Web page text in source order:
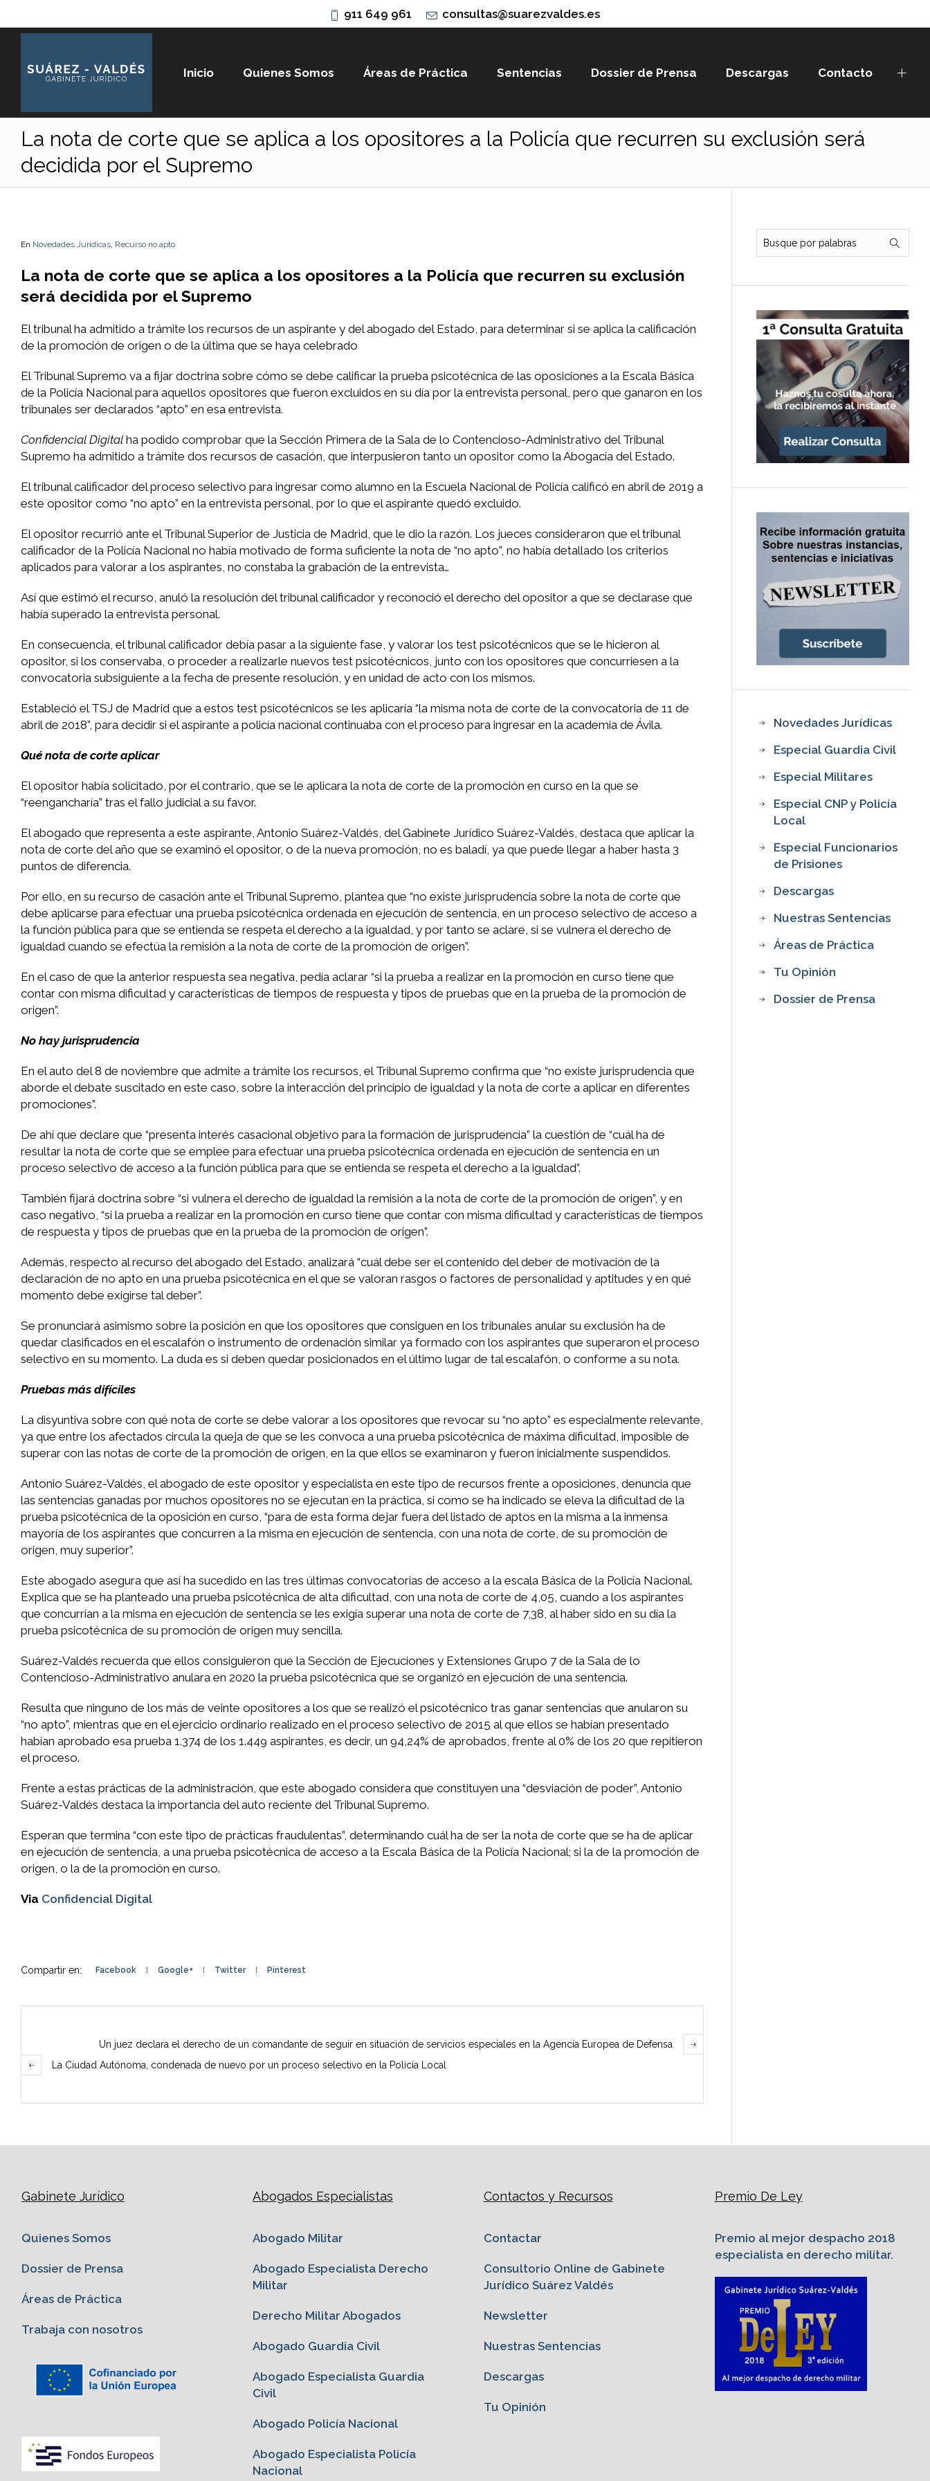
911 649 961 consultas@suarezvaldes.es
Inicio Quienes Somos Áreas de Práctica Sentencias Dossier de Prensa Descargas Contacto
La nota de corte que se aplica a los opositores a la Policía que recurren su exclusión será
decidida por el Supremo
En Novedades Jurídicas, Recurso no apto
La nota de corte que se aplica a los opositores a la Policía que recurren su exclusión
será decidida por el Supremo
El tribunal ha admitido a trámite los recursos de un aspirante y del abogado del Estado, para determinar si se aplica la calificación
de la promoción de origen o de la última que se haya celebrado
El Tribunal Supremo va a fijar doctrina sobre cómo se debe calificar la prueba psicotécnica de las oposiciones a la Escala Básica
de la Policía Nacional para aquellos opositores que fueron excluidos en su día por la entrevista personal, pero que ganaron en los
tribunales ser declarados “apto” en esa entrevista.
Confidencial Digital ha podido comprobar que la Sección Primera de la Sala de lo Contencioso-Administrativo del Tribunal
Supremo ha admitido a trámite dos recursos de casación, que interpusieron tanto un opositor como la Abogacía del Estado.
El tribunal calificador del proceso selectivo para ingresar como alumno en la Escuela Nacional de Policía calificó en abril de 2019 a
este opositor como “no apto” en la entrevista personal, por lo que el aspirante quedó excluido.
El opositor recurrió ante el Tribunal Superior de Justicia de Madrid, que le dio la razón. Los jueces consideraron que el tribunal
calificador de la Policía Nacional no había motivado de forma suficiente la nota de “no apto”, no había detallado los criterios
aplicados para valorar a los aspirantes, no constaba la grabación de la entrevista…
Así que estimó el recurso, anuló la resolución del tribunal calificador y reconoció el derecho del opositor a que se declarase que
había superado la entrevista personal.
En consecuencia, el tribunal calificador debía pasar a la siguiente fase, y valorar los test psicotécnicos que se le hicieron al
opositor, si los conservaba, o proceder a realizarle nuevos test psicotécnicos, junto con los opositores que concurriesen a la
convocatoria subsiguiente a la fecha de presente resolución, y en unidad de acto con los mismos.
Estableció el TSJ de Madrid que a estos test psicotécnicos se les aplicaría “la misma nota de corte de la convocatoria de 11 de
abril de 2018”, para decidir si el aspirante a policía nacional continuaba con el proceso para ingresar en la academia de Ávila.
Qué nota de corte aplicar
El opositor había solicitado, por el contrario, que se le aplicara la nota de corte de la promoción en curso en la que se
“reengancharía” tras el fallo judicial a su favor.
El abogado que representa a este aspirante, Antonio Suárez-Valdés, del Gabinete Jurídico Suárez-Valdés, destaca que aplicar la
nota de corte del año que se examinó el opositor, o de la nueva promoción, no es baladí, ya que puede llegar a haber hasta 3
puntos de diferencia.
Por ello, en su recurso de casación ante el Tribunal Supremo, plantea que “no existe jurisprudencia sobre la nota de corte que
debe aplicarse para efectuar una prueba psicotécnica ordenada en ejecución de sentencia, en un proceso selectivo de acceso a
la función pública para que se entienda se respeta el derecho a la igualdad, y por tanto se aclare, si se vulnera el derecho de
igualdad cuando se efectúa la remisión a la nota de corte de la promoción de origen”.
En el caso de que la anterior respuesta sea negativa, pedía aclarar “si la prueba a realizar en la promoción en curso tiene que
contar con misma dificultad y características de tiempos de respuesta y tipos de pruebas que en la prueba de la promoción de
origen”.
No hay jurisprudencia
En el auto del 8 de noviembre que admite a trámite los recursos, el Tribunal Supremo confirma que “no existe jurisprudencia que
aborde el debate suscitado en este caso, sobre la interacción del principio de igualdad y la nota de corte a aplicar en diferentes
promociones”.
De ahí que declare que “presenta interés casacional objetivo para la formación de jurisprudencia” la cuestión de “cuál ha de
resultar la nota de corte que se emplee para efectuar una prueba psicotécnica ordenada en ejecución de sentencia en un
proceso selectivo de acceso a la función pública para que se entienda se respeta el derecho a la igualdad”.
También fijará doctrina sobre “si vulnera el derecho de igualdad la remisión a la nota de corte de la promoción de origen”, y en
caso negativo, “si la prueba a realizar en la promoción en curso tiene que contar con misma dificultad y características de tiempos
de respuesta y tipos de pruebas que en la prueba de la promoción de origen”.
Además, respecto al recurso del abogado del Estado, analizará “cuál debe ser el contenido del deber de motivación de la
declaración de no apto en una prueba psicotécnica en el que se valoran rasgos o factores de personalidad y aptitudes y en qué
momento debe exigirse tal deber”.
Se pronunciará asimismo sobre la posición en que los opositores que consiguen en los tribunales anular su exclusión ha de
quedar clasificados en el escalafón o instrumento de ordenación similar ya formado con los aspirantes que superaron el proceso
selectivo en su momento. La duda es si deben quedar posicionados en el último lugar de tal escalafón, o conforme a su nota.
Pruebas más difíciles
La disyuntiva sobre con qué nota de corte se debe valorar a los opositores que revocar su “no apto” es especialmente relevante,
ya que entre los afectados circula la queja de que se les convoca a una prueba psicotécnica de máxima dificultad, imposible de
superar con las notas de corte de la promoción de origen, en la que ellos se examinaron y fueron inicialmente suspendidos.
Antonio Suárez-Valdés, el abogado de este opositor y especialista en este tipo de recursos frente a oposiciones, denuncia que
las sentencias ganadas por muchos opositores no se ejecutan en la práctica, si como se ha indicado se eleva la dificultad de la
prueba psicotécnica de la oposición en curso, “para de esta forma dejar fuera del listado de aptos en la misma a la inmensa
mayoría de los aspirantes que concurren a la misma en ejecución de sentencia, con una nota de corte, de su promoción de
origen, muy superior”.
Este abogado asegura que así ha sucedido en las tres últimas convocatorias de acceso a la escala Básica de la Policía Nacional.
Explica que se ha planteado una prueba psicotécnica de alta dificultad, con una nota de corte de 4,05, cuando a los aspirantes
que concurrían a la misma en ejecución de sentencia se les exigía superar una nota de corte de 7,38, al haber sido en su día la
prueba psicotécnica de su promoción de origen muy sencilla.
Suárez-Valdés recuerda que ellos consiguieron que la Sección de Ejecuciones y Extensiones Grupo 7 de la Sala de lo
Contencioso-Administrativo anulara en 2020 la prueba psicotécnica que se organizó en ejecución de una sentencia.
Resulta que ninguno de los más de veinte opositores a los que se realizó el psicotécnico tras ganar sentencias que anularon su
“no apto”, mientras que en el ejercicio ordinario realizado en el proceso selectivo de 2015 al que ellos se habían presentado
habían aprobado esa prueba 1.374 de los 1.449 aspirantes, es decir, un 94,24% de aprobados, frente al 0% de los 20 que repitieron
el proceso.
Frente a estas prácticas de la administración, que este abogado considera que constituyen una “desviación de poder”, Antonio
Suárez-Valdés destaca la importancia del auto reciente del Tribunal Supremo.
Esperan que termina “con este tipo de prácticas fraudulentas”, determinando cuál ha de ser la nota de corte que se ha de aplicar
en ejecución de sentencia, a una prueba psicotécnica de acceso a la Escala Básica de la Policía Nacional; si la de la promoción de
origen, o la de la promoción en curso.
Via Confidencial Digital
Compartir en: Facebook Google+ Twitter Pinterest
Un juez declara el derecho de un comandante de seguir en situación de servicios especiales en la Agencia Europea de Defensa
La Ciudad Autónoma, condenada de nuevo por un proceso selectivo en la Policía Local
Novedades Jurídicas
Especial Guardia Civil
Especial Militares
Especial CNP y Policía
Local
Especial Funcionarios
de Prisiones
Descargas
Nuestras Sentencias
Áreas de Práctica
Tu Opinión
Dossier de Prensa
Gabinete Jurídico
Quienes Somos
Dossier de Prensa
Áreas de Práctica
Trabaja con nosotros
Abogados Especialistas
Abogado Militar
Abogado Especialista Derecho
Militar
Derecho Militar Abogados
Abogado Guardia Civil
Abogado Especialista Guardia
Civil
Abogado Policía Nacional
Abogado Especialista Policía
Nacional
Contactos y Recursos
Contactar
Consultorio Online de Gabinete
Jurídico Suárez Valdés
Newsletter
Nuestras Sentencias
Descargas
Tu Opinión
Premio De Ley
Premio al mejor despacho 2018
especialista en derecho militar.